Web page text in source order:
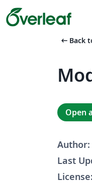
arrow_left_alt Back
Open
Author:
Last
License: